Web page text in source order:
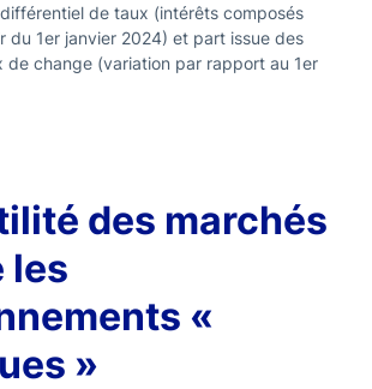
de taux (intérêts composés
du 1er janvier 2024) et part issue des
de change (variation par rapport au 1er
des marchés
les
«
»